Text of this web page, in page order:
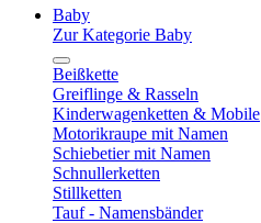
Baby
Zur Kategorie Baby
Beißkette
Greiflinge & Rasseln
Kinderwagenketten & Mobile
Motorikraupe mit Namen
Schiebetier mit Namen
Schnullerketten
Stillketten
Tauf - Namensbänder